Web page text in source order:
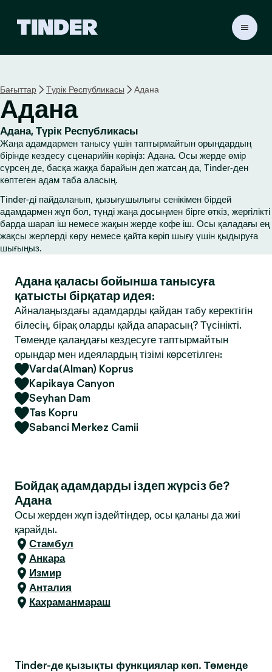
r
m
e
Бағыттар Түрік Республикасы Адана
Адана
Адана, Түрік Республикасы
Жаңа адамдармен танысу үшін таптырмайтын орындардың
бірінде кездесу сценарийін көріңіз: Адана. Осы жерде өмір
сүрсең де, басқа жаққа барайын деп жатсаң да, Tinder-ден
көптеген адам таба аласың.
Tinder-ді пайдаланып, қызығушылығы сенікімен бірдей
адамдармен жұп бол, түнді жаңа досыңмен бірге өткіз, жергілікті
барда шарап іш немесе жақын жерде кофе іш. Осы қаладағы ең
жақсы жерлерді көру немесе қайта көріп шығу үшін қыдыруға
шығыңыз.
Адана қаласы бойынша танысуға
қатысты бірқатар идея:
Айналаңыздағы адамдарды қайдан табу керектігін
білесің, бірақ оларды қайда апарасың? Түсінікті.
Төменде қалаңдағы кездесуге таптырмайтын
орындар мен идеялардың тізімі көрсетілген:
Varda(Alman) Koprus
Kapikaya Canyon
Seyhan Dam
Tas Kopru
Sabanci Merkez Camii
Бойдақ адамдарды іздеп жүрсіз бе?
Адана
Осы жерден жұп іздейтіндер, осы қаланы да жиі
қарайды.
Стамбул
Анкара
Измир
Анталия
Кахраманмараш
Tinder-де қызықты функциялар көп. Төменде